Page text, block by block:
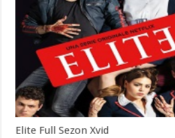
Elite Full Sezon Xvid